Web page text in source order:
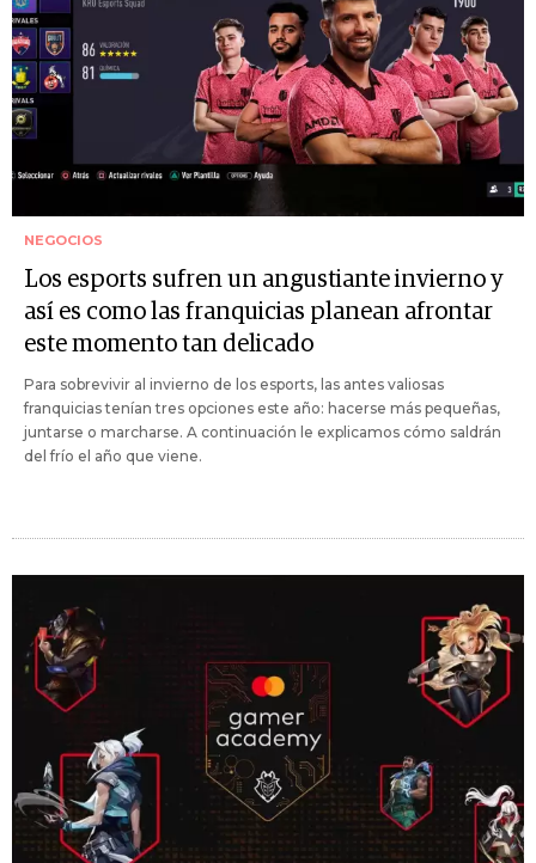
NEGOCIOS
Los esports sufren un angustiante invierno y
así es como las franquicias planean afrontar
este momento tan delicado
Para sobrevivir al invierno de los esports, las antes valiosas
franquicias tenían tres opciones este año: hacerse más pequeñas,
juntarse o marcharse. A continuación le explicamos cómo saldrán
del frío el año que viene.